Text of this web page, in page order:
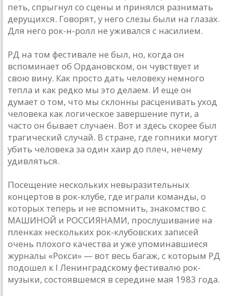
петь, спрыгнул со сцены и принялся разнимать
дерущихся. Говорят, у него слезы были на глазах.
Для него рок-н-ролл не уживался с насилием.
РД на том фестивале не был, но, когда он
вспоминает об Ордановском, он чувствует и
свою вину. Как просто дать человеку немного
тепла и как редко мы это делаем. И еще он
думает о том, что мы склонны расценивать уход
человека как логическое завершение пути, а
часто он бывает случаен. Вот и здесь скорее был
трагический случай. В стране, где гопники могут
убить человека за один хаир до плеч, нечему
удивляться.
Посещение нескольких невыразительных
концертов в рок-клубе, где играли команды, о
которых теперь и не вспомнить, знакомство с
МАШИНОЙ и РОССИЯНАМИ, прослушивание на
пленках нескольких рок-клубовских записей
очень плохого качества и уже упоминавшиеся
журналы «Рокси» — вот весь багаж, с которым РД
подошел к I Ленинградскому фестивалю рок-
музыки, состоявшемся в середине мая 1983 года.